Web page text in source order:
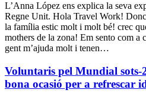
L’Anna López ens explica la seva
Regne Unit. Hola Travel Work!
la família estic molt i molt bé! crec
mothers de la zona! Em sento com a
gent m’ajuda molt i tenen…
Voluntaris pel Mundial
bona ocasió per a refrescar